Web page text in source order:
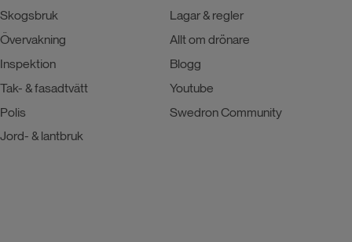
Skogsbruk
Övervakning
Inspektion
Tak- & fasadtvätt
Polis
Jord- & lantbruk
Lagar & regler
Allt om drönare
Blogg
Youtube
Swedron Community